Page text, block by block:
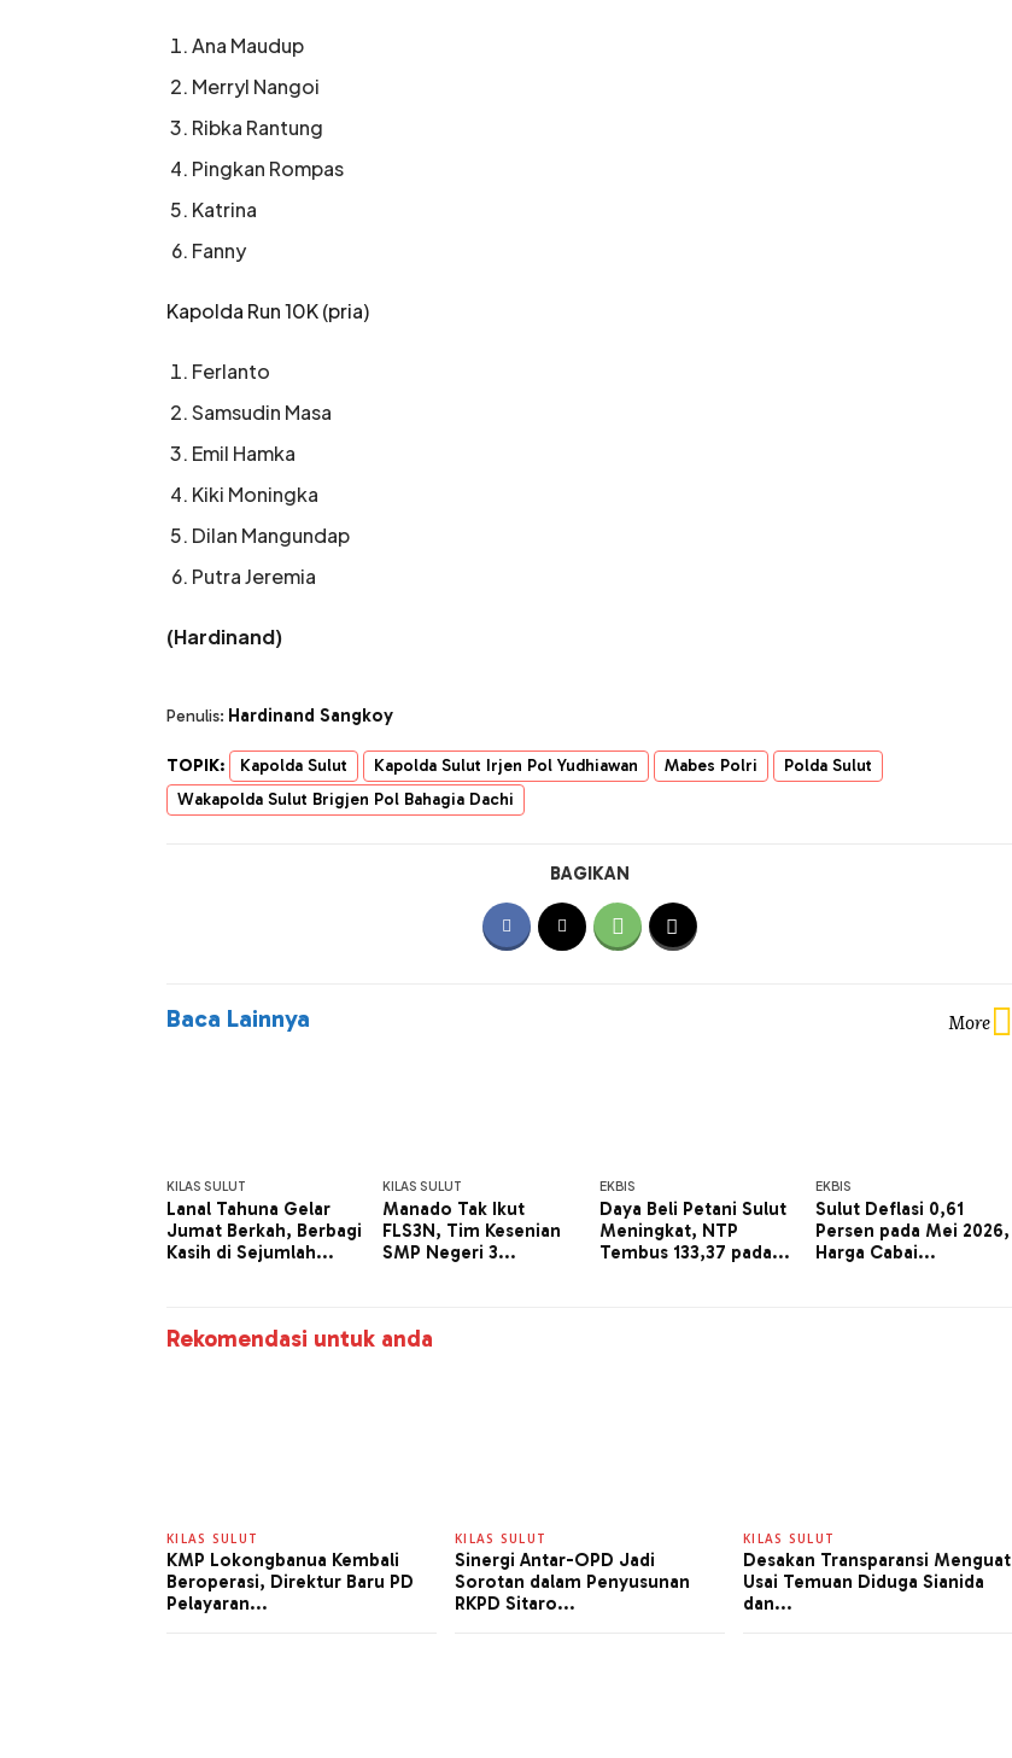
Ana Maudup
Merryl Nangoi
Ribka Rantung
Pingkan Rompas
Katrina
Fanny
Kapolda Run 10K (pria)
Ferlanto
Samsudin Masa
Emil Hamka
Kiki Moningka
Dilan Mangundap
Putra Jeremia
(Hardinand)
Penulis: Hardinand Sangkoy
TOPIK: Kapolda Sulut Kapolda Sulut Irjen Pol Yudhiawan Mabes Polri
Polda Sulut
Wakapolda Sulut Brigjen Pol Bahagia Dachi
BAGIKAN
Baca Lainnya More
KILAS SULUT
Lanal Tahuna Gelar
Jumat Berkah, Berbagi
Kasih di Sejumlah...
KILAS SULUT
Manado Tak Ikut
FLS3N, Tim Kesenian
SMP Negeri 3...
EKBIS
Daya Beli Petani Sulut
Meningkat, NTP
Tembus 133,37 pada...
EKBIS
Sulut Deflasi 0,61
Persen pada Mei 2026,
Harga Cabai...
Rekomendasi untuk anda
KILAS SULUT
KMP Lokongbanua Kembali
Beroperasi, Direktur Baru PD
Pelayaran...
KILAS SULUT
Sinergi Antar-OPD Jadi
Sorotan dalam Penyusunan
RKPD Sitaro...
KILAS SULUT
Desakan Transparansi Menguat
Usai Temuan Diduga Sianida
dan...